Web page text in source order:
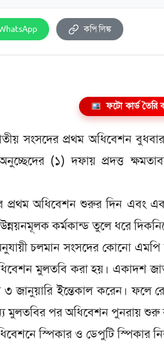
কপি লিঙ্ক
ফটো কার্ড তৈরি
সংসদের প্রথম অধিবেশন
(১) দফায় প্রদত্ত
প্রথম অধিবেশন শুরুর দিন এবং
কর্মকান্ড তুলে ধরে
চলমান সংসদের কোনো এমপি
মুলতবি করা হয়। একাদশ
ইন্তেকাল করেন। ফলে
মুলতবির পর অধিবেশন পুনরায় শুরু
স্পিকার ও ডেপুটি স্পিকার